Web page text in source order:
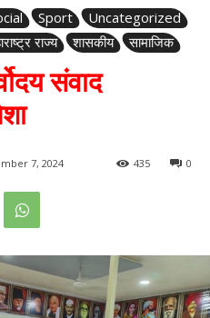
Sport
Uncategorized
राज्य शासकीय सामाजिक
संवाद
7, 2024 0
435